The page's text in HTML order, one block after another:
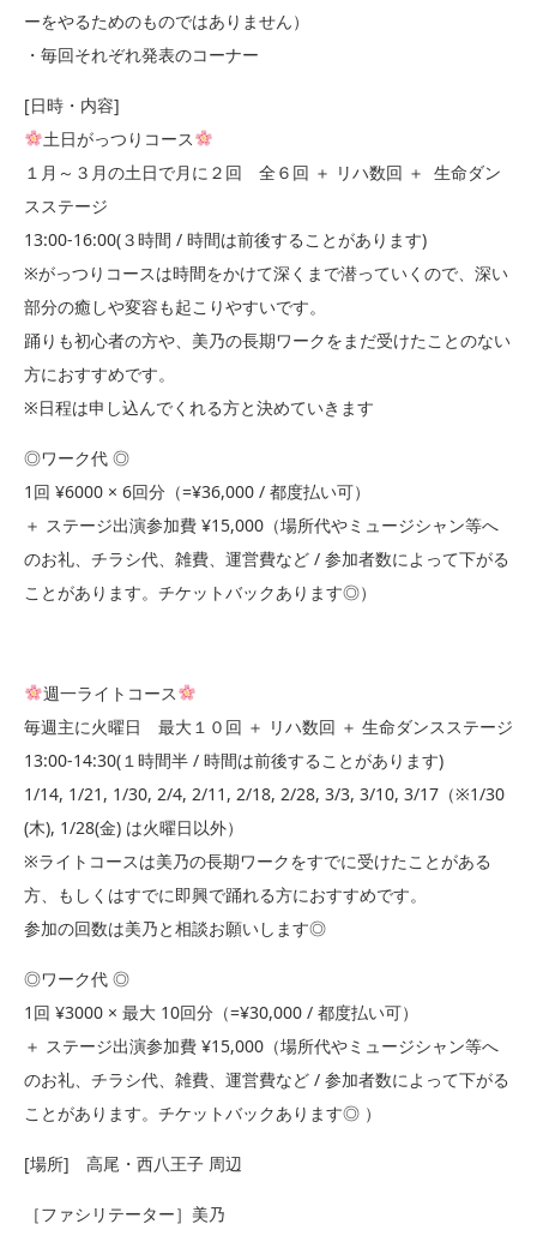
ーをやるためのものではありません）
・毎回それぞれ発表のコーナー
[日時・内容]
土日がっつりコース
１月～３月の土日で月に２回 全６回 ＋ リハ数回 ＋ 生命ダン
スステージ
13:00-16:00(３時間 / 時間は前後することがあります)
※がっつりコースは時間をかけて深くまで潜っていくので、深い
部分の癒しや変容も起こりやすいです。
踊りも初心者の方や、美乃の長期ワークをまだ受けたことのない
方におすすめです。
※日程は申し込んでくれる方と決めていきます
◎ワーク代 ◎
1回 ¥6000 × 6回分（=¥36,000 / 都度払い可）
＋ ステージ出演参加費 ¥15,000（場所代やミュージシャン等へ
のお礼、チラシ代、雑費、運営費など / 参加者数によって下がる
ことがあります。チケットバックあります◎）
週一ライトコース
毎週主に火曜日 最大１０回 ＋ リハ数回 ＋ 生命ダンスステージ
13:00-14:30(１時間半 / 時間は前後することがあります)
1/14, 1/21, 1/30, 2/4, 2/11, 2/18, 2/28, 3/3, 3/10, 3/17（※1/30
(木), 1/28(金) は火曜日以外）
※ライトコースは美乃の長期ワークをすでに受けたことがある
方、もしくはすでに即興で踊れる方におすすめです。
参加の回数は美乃と相談お願いします◎
◎ワーク代 ◎
1回 ¥3000 × 最大 10回分（=¥30,000 / 都度払い可）
＋ ステージ出演参加費 ¥15,000（場所代やミュージシャン等へ
のお礼、チラシ代、雑費、運営費など / 参加者数によって下がる
ことがあります。チケットバックあります◎ ）
[場所] 高尾・西八王子 周辺
［ファシリテーター］美乃